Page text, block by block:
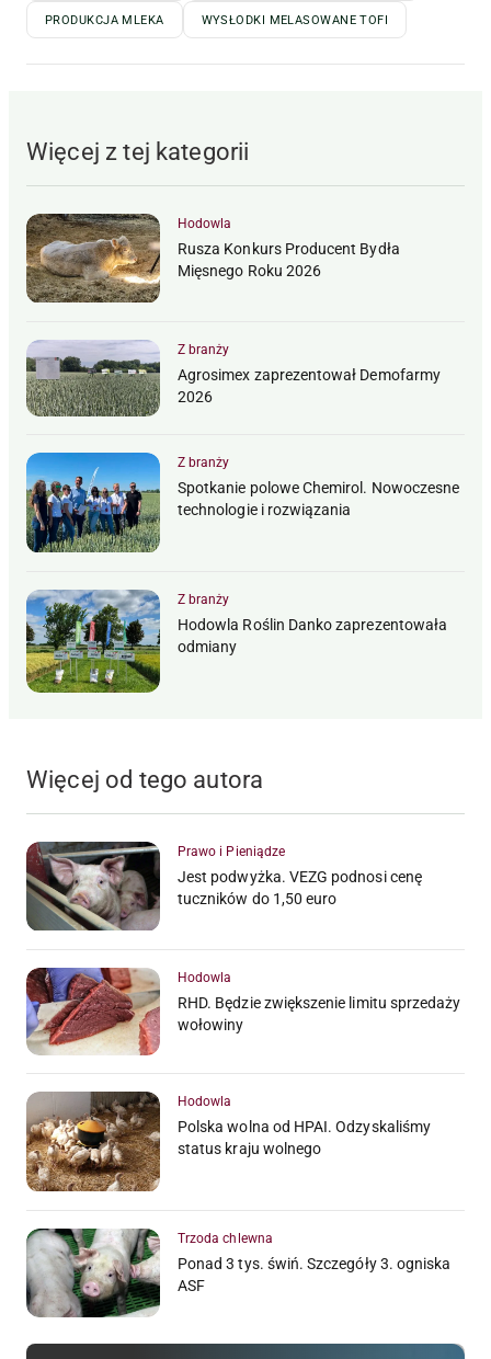
PRODUKCJA MLEKA WYSŁODKI MELASOWANE TOFI
Więcej z tej kategorii
Hodowla
Rusza Konkurs Producent Bydła
Mięsnego Roku 2026
Z branży
Agrosimex zaprezentował Demofarmy
2026
Z branży
Spotkanie polowe Chemirol. Nowoczesne
technologie i rozwiązania
Z branży
Hodowla Roślin Danko zaprezentowała
odmiany
Więcej od tego autora
Prawo i Pieniądze
Jest podwyżka. VEZG podnosi cenę
tuczników do 1,50 euro
Hodowla
RHD. Będzie zwiększenie limitu sprzedaży
wołowiny
Hodowla
Polska wolna od HPAI. Odzyskaliśmy
status kraju wolnego
Trzoda chlewna
Ponad 3 tys. świń. Szczegóły 3. ogniska
ASF